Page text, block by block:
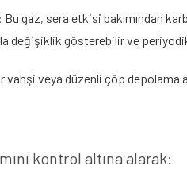
: Bu gaz, sera etkisi bakımından
değişiklik gösterebilir ve
vahşi veya düzenli çöp depolama
kontrol altına alarak: